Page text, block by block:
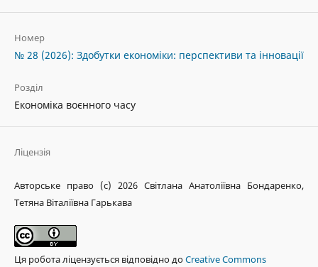
Номер
№ 28 (2026): Здобутки економіки: перспективи та інновації
Розділ
Економіка воєнного часу
Ліцензія
Авторське право (c) 2026 Світлана Анатоліївна Бондаренко,
Тетяна Віталіївна Гарькава
Ця робота ліцензується відповідно доCreative Commons